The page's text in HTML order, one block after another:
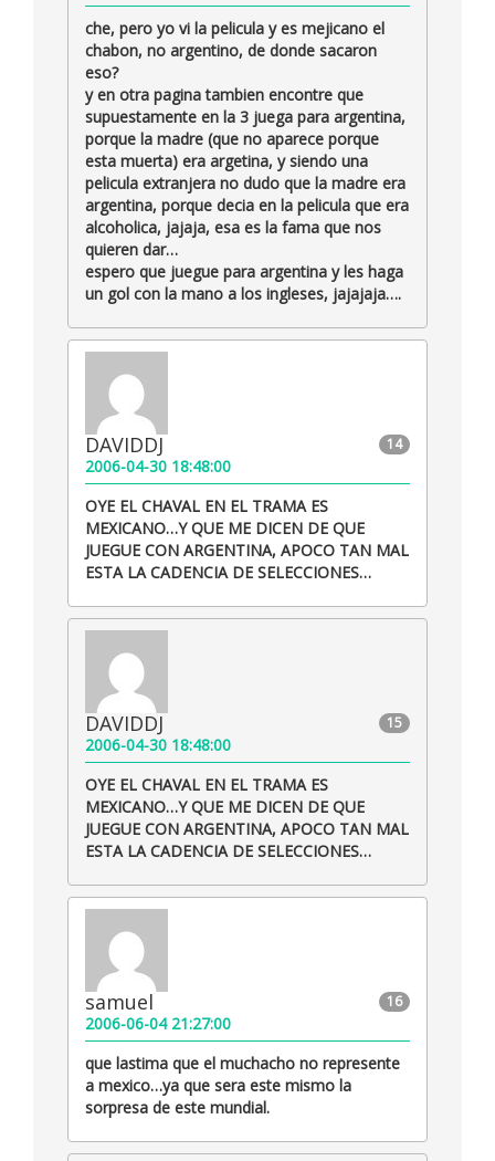
che, pero yo vi la pelicula y es mejicano el
chabon, no argentino, de donde sacaron
eso?
y en otra pagina tambien encontre que
supuestamente en la 3 juega para argentina,
porque la madre (que no aparece porque
esta muerta) era argetina, y siendo una
pelicula extranjera no dudo que la madre era
argentina, porque decia en la pelicula que era
alcoholica, jajaja, esa es la fama que nos
quieren dar…
espero que juegue para argentina y les haga
un gol con la mano a los ingleses, jajajaja….
14
DAVIDDJ
2006-04-30 18:48:00
OYE EL CHAVAL EN EL TRAMA ES
MEXICANO…Y QUE ME DICEN DE QUE
JUEGUE CON ARGENTINA, APOCO TAN MAL
ESTA LA CADENCIA DE SELECCIONES…
15
DAVIDDJ
2006-04-30 18:48:00
OYE EL CHAVAL EN EL TRAMA ES
MEXICANO…Y QUE ME DICEN DE QUE
JUEGUE CON ARGENTINA, APOCO TAN MAL
ESTA LA CADENCIA DE SELECCIONES…
16
samuel
2006-06-04 21:27:00
que lastima que el muchacho no represente
a mexico…ya que sera este mismo la
sorpresa de este mundial.